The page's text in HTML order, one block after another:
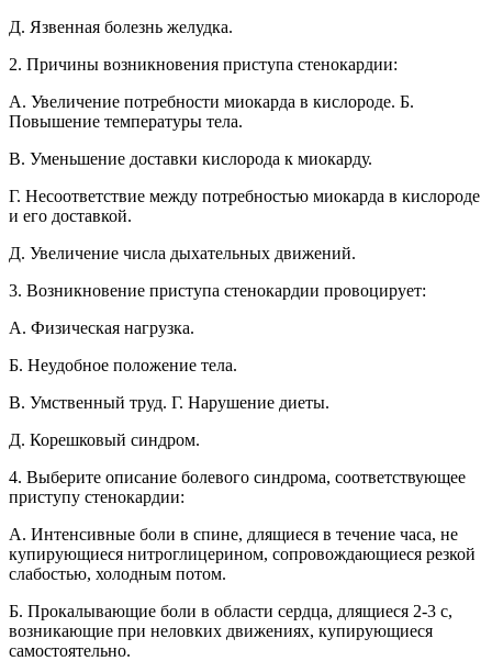
Д. Язвенная болезнь желудка.
2. Причины возникновения приступа стенокардии:
A. Увеличение потребности миокарда в кислороде. Б.
Повышение температуры тела.
B. Уменьшение доставки кислорода к миокарду.
Г. Несоответствие между потребностью миокарда в кислороде
и его доставкой.
Д. Увеличение числа дыхательных движений.
3. Возникновение приступа стенокардии провоцирует:
A. Физическая нагрузка.
Б. Неудобное положение тела.
B. Умственный труд. Г. Нарушение диеты.
Д. Корешковый синдром.
4. Выберите описание болевого синдрома, соответствующее
приступу стенокардии:
А. Интенсивные боли в спине, длящиеся в течение часа, не
купирующиеся нитроглицерином, сопровождающиеся резкой
слабостью, холодным потом.
Б. Прокалывающие боли в области сердца, длящиеся 2-3 с,
возникающие при неловких движениях, купирующиеся
самостоятельно.